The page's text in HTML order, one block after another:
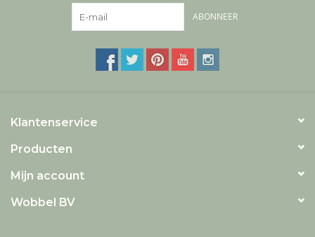
ABONNEER
Klantenservice
Producten
Mijn account
Wobbel BV